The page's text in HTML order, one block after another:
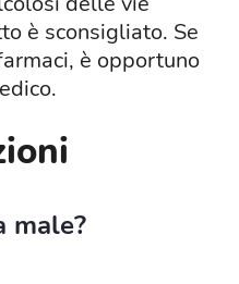
è sconsigliato. Se
è opportuno
male?